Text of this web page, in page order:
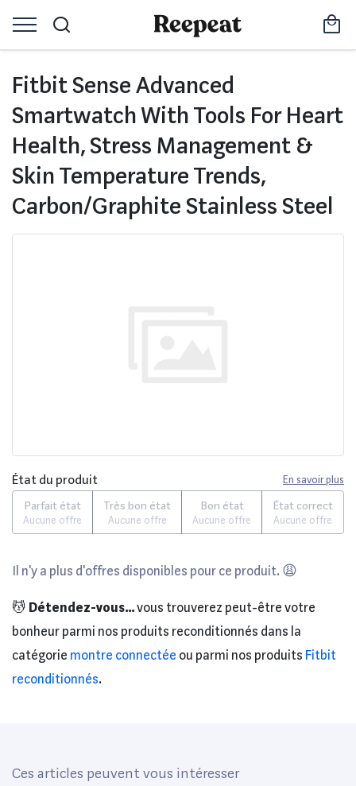
Fitbit Sense Advanced
Smartwatch With Tools For Heart
Health, Stress Management &
Skin Temperature Trends,
Carbon/Graphite Stainless Steel
État du produit En savoir plus
Parfait état
Aucune offre
Très bon état
Aucune offre
Bon état
Aucune offre
État correct
Aucune offre
Il n'y a plus d'offres disponibles pour ce produit. 😩
💆 Détendez-vous...vous trouverez peut-être votre
bonheur parmi nos produits reconditionnés dans la
catégorie montre connectée ou parmi nos produits Fitbit
reconditionnés.
Ces articles peuvent vous intéresser